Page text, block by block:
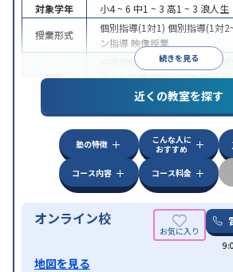
続きを見る
対象学年 小4 ~ 6 中1 ~ 3 高1 ~ 3 浪人生
授業形式
個別指導(1対1) 個別指導(1対
ン指導 映像授業
目的
中学受験 高校受験大学受験 医
テスト対策内申点対策学習習
(旧AO)対策 推薦入試対策学校
特徴
中高一貫校生に対応特待生・
保証制度あり授業の振替可能
ライン対応
1科目から受講可能
近くの教室を探す
塾の特徴
こんな人に
おすすめ
コース内容
コース料金
オンライン校
地図を見る